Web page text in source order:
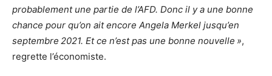
probablement une partie de l’AFD. Donc il y a une bonne
chance pour qu’on ait encore Angela Merkel jusqu’en
septembre 2021. Et ce n’est pas une bonne nouvelle »,
regrette l’économiste.